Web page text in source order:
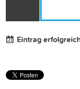
Eintrag